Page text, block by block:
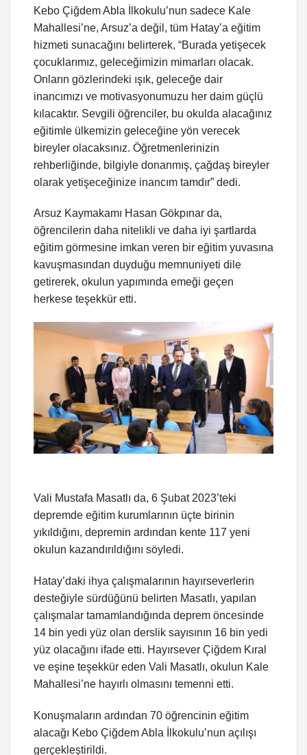
Kebo Çiğdem Abla İlkokulu’nun sadece Kale
Mahallesi’ne, Arsuz’a değil, tüm Hatay’a eğitim
hizmeti sunacağını belirterek, “Burada yetişecek
çocuklarımız, geleceğimizin mimarları olacak.
Onların gözlerindeki ışık, geleceğe dair
inancımızı ve motivasyonumuzu her daim güçlü
kılacaktır. Sevgili öğrenciler, bu okulda alacağınız
eğitimle ülkemizin geleceğine yön verecek
bireyler olacaksınız. Öğretmenlerinizin
rehberliğinde, bilgiyle donanmış, çağdaş bireyler
olarak yetişeceğinize inancım tamdır” dedi.
Arsuz Kaymakamı Hasan Gökpınar da,
öğrencilerin daha nitelikli ve daha iyi şartlarda
eğitim görmesine imkan veren bir eğitim yuvasına
kavuşmasından duyduğu memnuniyeti dile
getirerek, okulun yapımında emeği geçen
herkese teşekkür etti.
Vali Mustafa Masatlı da, 6 Şubat 2023’teki
depremde eğitim kurumlarının üçte birinin
yıkıldığını, depremin ardından kente 117 yeni
okulun kazandırıldığını söyledi.
Hatay’daki ihya çalışmalarının hayırseverlerin
desteğiyle sürdüğünü belirten Masatlı, yapılan
çalışmalar tamamlandığında deprem öncesinde
14 bin yedi yüz olan derslik sayısının 16 bin yedi
yüz olacağını ifade etti. Hayırsever Çiğdem Kıral
ve eşine teşekkür eden Vali Masatlı, okulun Kale
Mahallesi’ne hayırlı olmasını temenni etti.
Konuşmaların ardından 70 öğrencinin eğitim
alacağı Kebo Çiğdem Abla İlkokulu’nun açılışı
gerçekleştirildi.